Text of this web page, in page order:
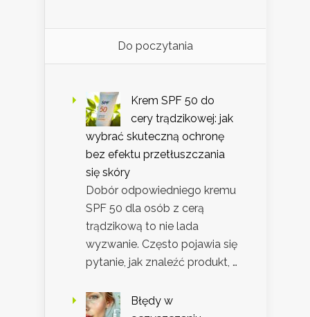
Do poczytania
Krem SPF 50 do
cery trądzikowej: jak
wybrać skuteczną ochronę
bez efektu przetłuszczania
się skóry
Dobór odpowiedniego kremu
SPF 50 dla osób z cerą
trądzikową to nie lada
wyzwanie. Często pojawia się
pytanie, jak znaleźć produkt, …
Błędy w